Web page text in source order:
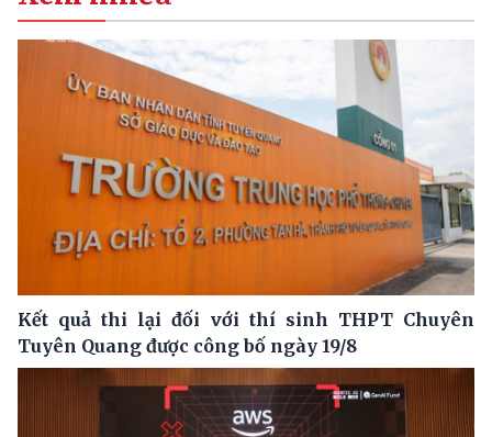
Kết quả thi lại đối với thí sinh THPT Chuyên
Tuyên Quang được công bố ngày 19/8